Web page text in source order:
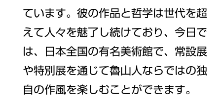
ています。彼の作品と哲学は世代を超
えて人々を魅了し続けており、今日で
は、日本全国の有名美術館で、常設展
や特別展を通じて魯山人ならではの独
自の作風を楽しむことができます。